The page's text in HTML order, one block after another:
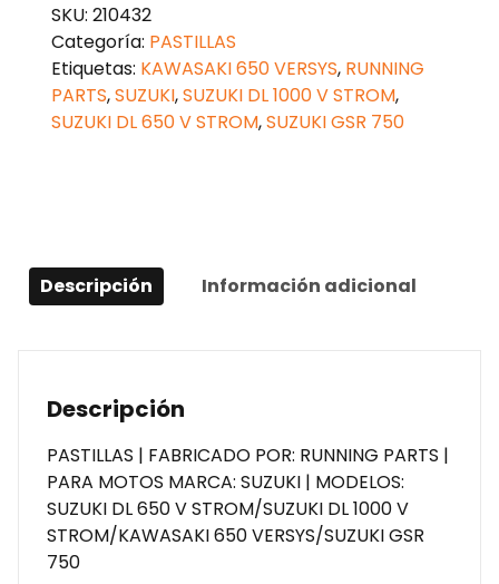
SUZUKI
V
STROM
cantidad
SKU: 210432
Categoría: PASTILLAS
Etiquetas: KAWASAKI 650 VERSYS, RUNNING
PARTS,SUZUKI,SUZUKI DL 1000 V STROM,
SUZUKI DL 650 V STROM,SUZUKI GSR 750
Descripción Información adicional
Descripción
PASTILLAS | FABRICADO POR: RUNNING PARTS |
PARA MOTOS MARCA: SUZUKI | MODELOS:
SUZUKI DL 650 V STROM/SUZUKI DL 1000 V
STROM/KAWASAKI 650 VERSYS/SUZUKI GSR
750